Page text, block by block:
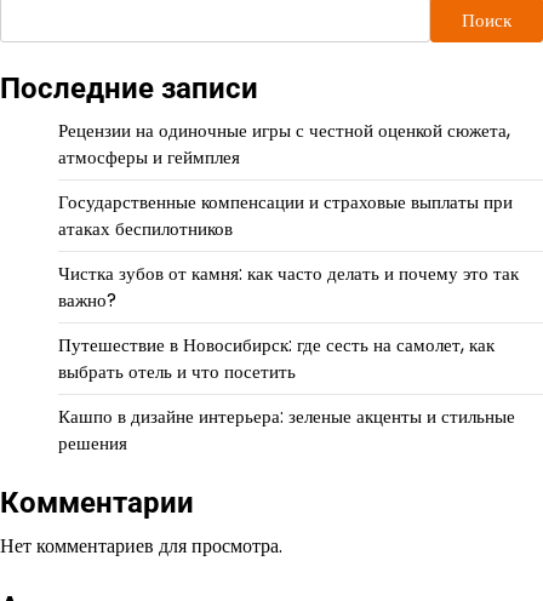
Поиск
Последние записи
Рецензии на одиночные игры с честной оценкой сюжета,
атмосферы и геймплея
Государственные компенсации и страховые выплаты при
атаках беспилотников
Чистка зубов от камня: как часто делать и почему это так
важно?
Путешествие в Новосибирск: где сесть на самолет, как
выбрать отель и что посетить
Кашпо в дизайне интерьера: зеленые акценты и стильные
решения
Комментарии
Нет комментариев для просмотра.